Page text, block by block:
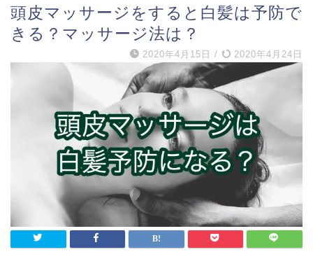
頭皮マッサージをすると白髪は予防で
きる？マッサージ法は？
2020年4月15日 / 2020年4月24日